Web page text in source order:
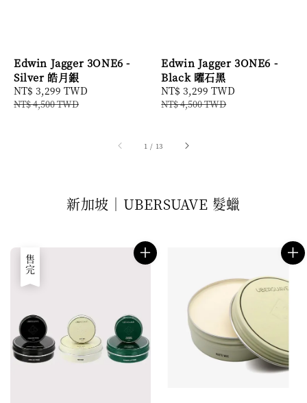
Edwin Jagger 3ONE6 -
Silver 皓月銀
Sale
price
NT$ 3,299 TWD
NT$ 4,500 TWD
Edwin Jagger 3ONE6 -
Black 曜石黑
Sale
price
NT$ 3,299 TWD
NT$ 4,500 TWD
1 / 13
新加坡｜UBERSUAVE 髮蠟
售完